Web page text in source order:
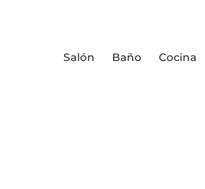
Salón Baño Cocina